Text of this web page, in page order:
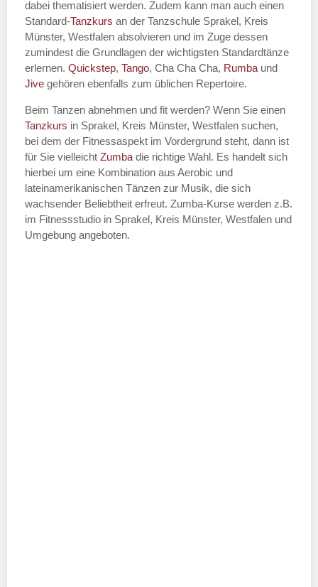
dabei thematisiert werden. Zudem kann man auch einen
Standard-Tanzkurs an der Tanzschule Sprakel, Kreis
Münster, Westfalen absolvieren und im Zuge dessen
zumindest die Grundlagen der wichtigsten Standardtänze
erlernen. Quickstep, Tango, Cha Cha Cha, Rumba und
Jive gehören ebenfalls zum üblichen Repertoire.
Beim Tanzen abnehmen und fit werden? Wenn Sie einen
Tanzkurs in Sprakel, Kreis Münster, Westfalen suchen,
bei dem der Fitnessaspekt im Vordergrund steht, dann ist
für Sie vielleicht Zumba die richtige Wahl. Es handelt sich
hierbei um eine Kombination aus Aerobic und
lateinamerikanischen Tänzen zur Musik, die sich
wachsender Beliebtheit erfreut. Zumba-Kurse werden z.B.
im Fitnessstudio in Sprakel, Kreis Münster, Westfalen und
Umgebung angeboten.